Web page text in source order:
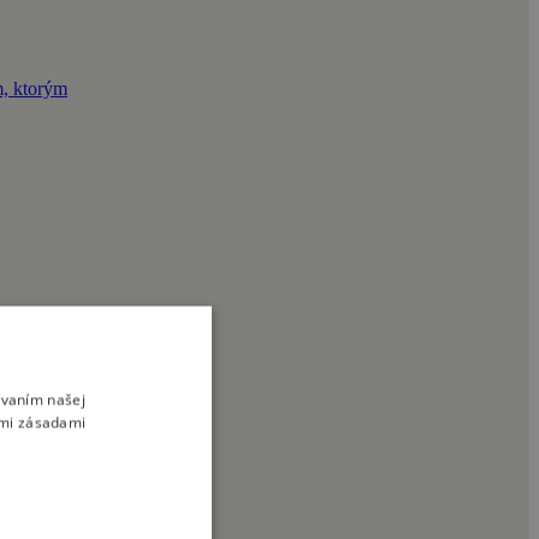
ktorým
našej
zásadami